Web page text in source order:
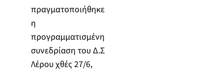
πραγματοποιήθηκε
η
προγραμματισμένη
συνεδρίαση του Δ.Σ
Λέρου χθές 27/6,